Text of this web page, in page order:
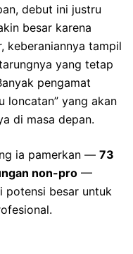
debut ini justru
besar karena
keberaniannya tampil
yang tetap
pengamat
loncatan” yang akan
di masa depan.
ia pamerkan — 73
non-pro —
potensi besar untuk